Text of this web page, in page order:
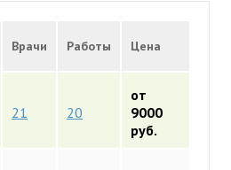
Врачи Работы Цена
21 20
от
9000
руб.